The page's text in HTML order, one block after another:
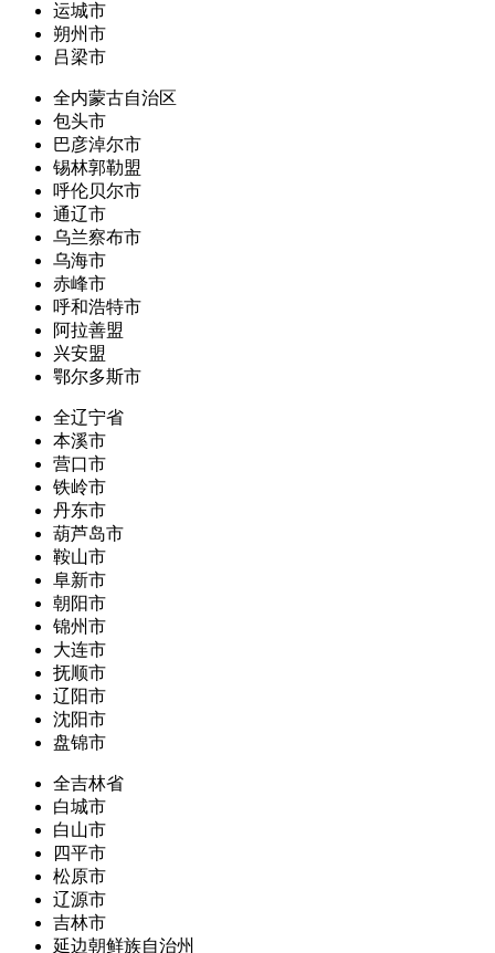
运城市
朔州市
吕梁市
全内蒙古自治区
包头市
巴彦淖尔市
锡林郭勒盟
呼伦贝尔市
通辽市
乌兰察布市
乌海市
赤峰市
呼和浩特市
阿拉善盟
兴安盟
鄂尔多斯市
全辽宁省
本溪市
营口市
铁岭市
丹东市
葫芦岛市
鞍山市
阜新市
朝阳市
锦州市
大连市
抚顺市
辽阳市
沈阳市
盘锦市
全吉林省
白城市
白山市
四平市
松原市
辽源市
吉林市
延边朝鲜族自治州